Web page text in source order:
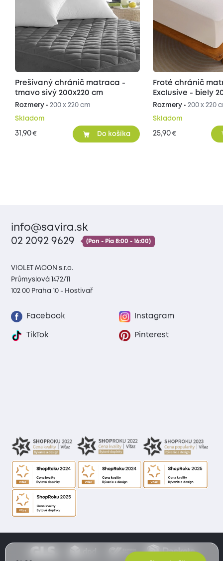
Prešívaný chránič matraca -
tmavo sivý 200x220 cm
Rozmery • 200 x 220 cm
Skladom
31,90€ Do košíka
Froté chránič
Exclusive - biely
Rozmery •200 x 220
Skladom
25,90€
info@savira.sk
02 2092 9629
(Pon - Pia 8:00 - 16:00)
VIOLET MOON s.r.o.
Průmyslová 1472/11
102 00 Praha 10 - Hostivař
Facebook Instagram
TikTok Pinterest